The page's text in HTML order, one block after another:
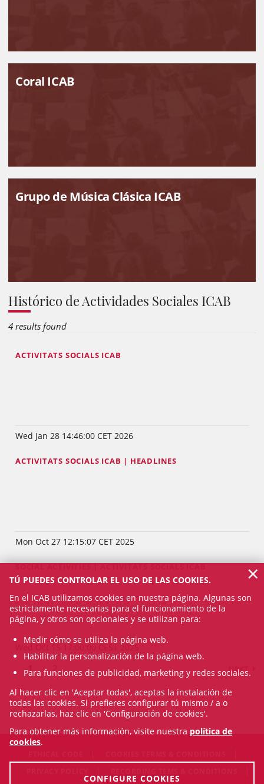
Coral ICAB
Grupo de Música Clásica ICAB
Histórico de Actividades Sociales ICAB
4 results found
ACTIVITATS SOCIALS ICAB
Wed Jan 28 14:46:00 CET 2026
ACTIVITATS SOCIALS ICAB | HEADLINES
Mon Oct 27 12:15:07 CET 2025
SOCIAL ACTIVITIES | ACTIVITATS SOCIALS ICAB
Wed Oct 15 17:00:00 CEST 2025
1 2 NEXT
TÚ PUEDES CONTROLAR EL USO DE LAS COOKIES.
En el ICAB utilizamos cookies en nuestra página. Algunas son
estrictamente necesarias para el funcionamiento de la
página, y otros son opcionales y se utilizan para:
Medir cómo se utiliza la página web.
Habilitar la personalización de la página web.
Para funciones de publicidad, marketing y redes sociales.
Al hacer clic en 'Aceptar todas', aceptas la instalación de
todas las cookies. Si prefieres configurar tú mismo / a o
rechazarlas, haz clic en 'Configuración de cookies'.
Para obtener más información, visite nuestra política de
cookies.
CONFIGURE COOKIES
×